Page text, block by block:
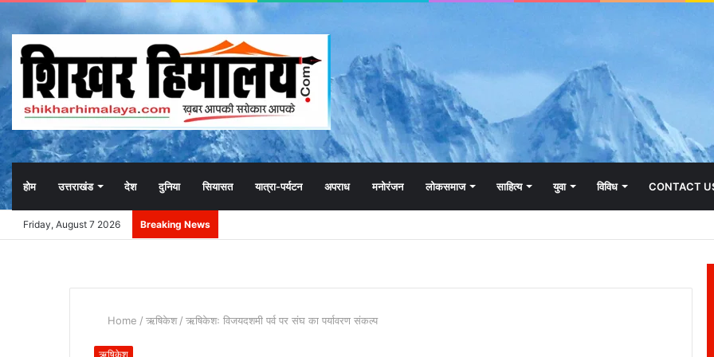
होम उत्तराखंड देश दुनिया सियासत यात्रा-पर्यटन अपराध मनोरंजन लोकसमाज साहित्य युवा विविध CONTACT
Friday, August 7 2026 Breaking News
Home / ऋषिकेश / ऋषिकेशः विजयदशमी पर्व पर संघ का पर्यावरण संकल्प
ऋषिकेश